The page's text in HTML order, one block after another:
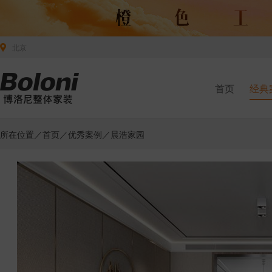
首页 经典
所在位置／首页 ／优秀案例 ／晨浩家园